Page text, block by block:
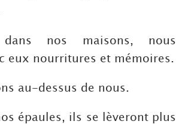
nos maisons, nous
eux nourritures et mémoires.
au-dessus de nous.
épaules, ils se lèveront plus